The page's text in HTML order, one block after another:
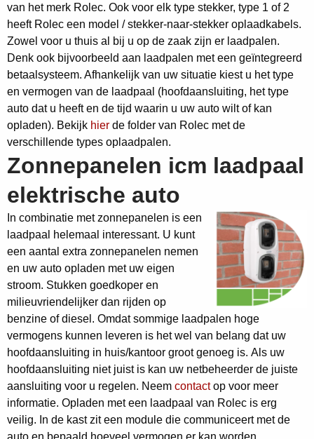
van het merk Rolec. Ook voor elk type stekker, type 1 of 2
heeft Rolec een model / stekker-naar-stekker oplaadkabels.
Zowel voor u thuis al bij u op de zaak zijn er laadpalen.
Denk ook bijvoorbeeld aan laadpalen met een geïntegreerd
betaalsysteem. Afhankelijk van uw situatie kiest u het type
en vermogen van de laadpaal (hoofdaansluiting, het type
auto dat u heeft en de tijd waarin u uw auto wilt of kan
opladen). Bekijk hier de folder van Rolec met de
verschillende types oplaadpalen.
Zonnepanelen icm laadpaal
elektrische auto
In combinatie met zonnepanelen is een
laadpaal helemaal interessant. U kunt
een aantal extra zonnepanelen nemen
en uw auto opladen met uw eigen
stroom. Stukken goedkoper en
milieuvriendelijker dan rijden op
benzine of diesel. Omdat sommige laadpalen hoge
vermogens kunnen leveren is het wel van belang dat uw
hoofdaansluiting in huis/kantoor groot genoeg is. Als uw
hoofdaansluiting niet juist is kan uw netbeheerder de juiste
aansluiting voor u regelen. Neem contactop voor meer
informatie. Opladen met een laadpaal van Rolec is erg
veilig. In de kast zit een module die communiceert met de
auto en bepaald hoeveel vermogen er kan worden